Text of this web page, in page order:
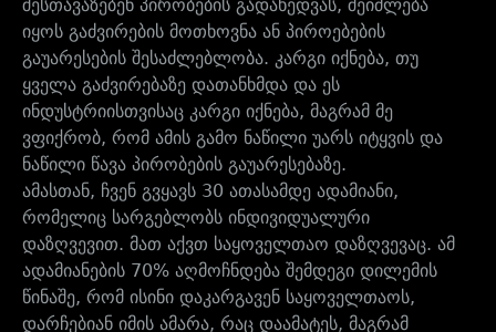
შესთავაზებენ პირობების გადახედვას, შეიძლება
იყოს გაძვირების მოთხოვნა ან პიროებების
გაუარესების შესაძლებლობა. კარგი იქნება, თუ
ყველა გაძვირებაზე დათანხმდა და ეს
ინდუსტრიისთვისაც კარგი იქნება, მაგრამ მე
ვფიქრობ, რომ ამის გამო ნაწილი უარს იტყვის და
ნაწილი წავა პირობების გაუარესებაზე.
ამასთან, ჩვენ გვყავს 30 ათასამდე ადამიანი,
რომელიც სარგებლობს ინდივიდუალური
დაზღვევით. მათ აქვთ საყოველთაო დაზღვევაც. ამ
ადამიანების 70% აღმოჩნდება შემდეგი დილემის
წინაშე, რომ ისინი დაკარგავენ საყოველთაოს,
დარჩებიან იმის ამარა, რაც დაამატეს, მაგრამ